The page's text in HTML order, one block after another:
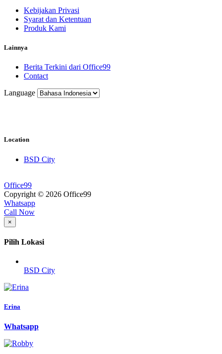
Kebijakan Privasi
Syarat dan Ketentuan
Produk Kami
Lainnya
Berita Terkini dari Office99
Contact
Language
Location
BSD City
Office99
Copyright © 2026 Office99
Whatsapp
Call Now
×
Pilih Lokasi
BSD City
Erina
Whatsapp